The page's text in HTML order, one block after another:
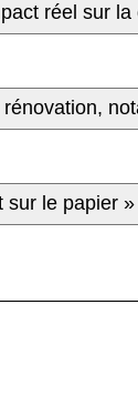
réel sur
le papier